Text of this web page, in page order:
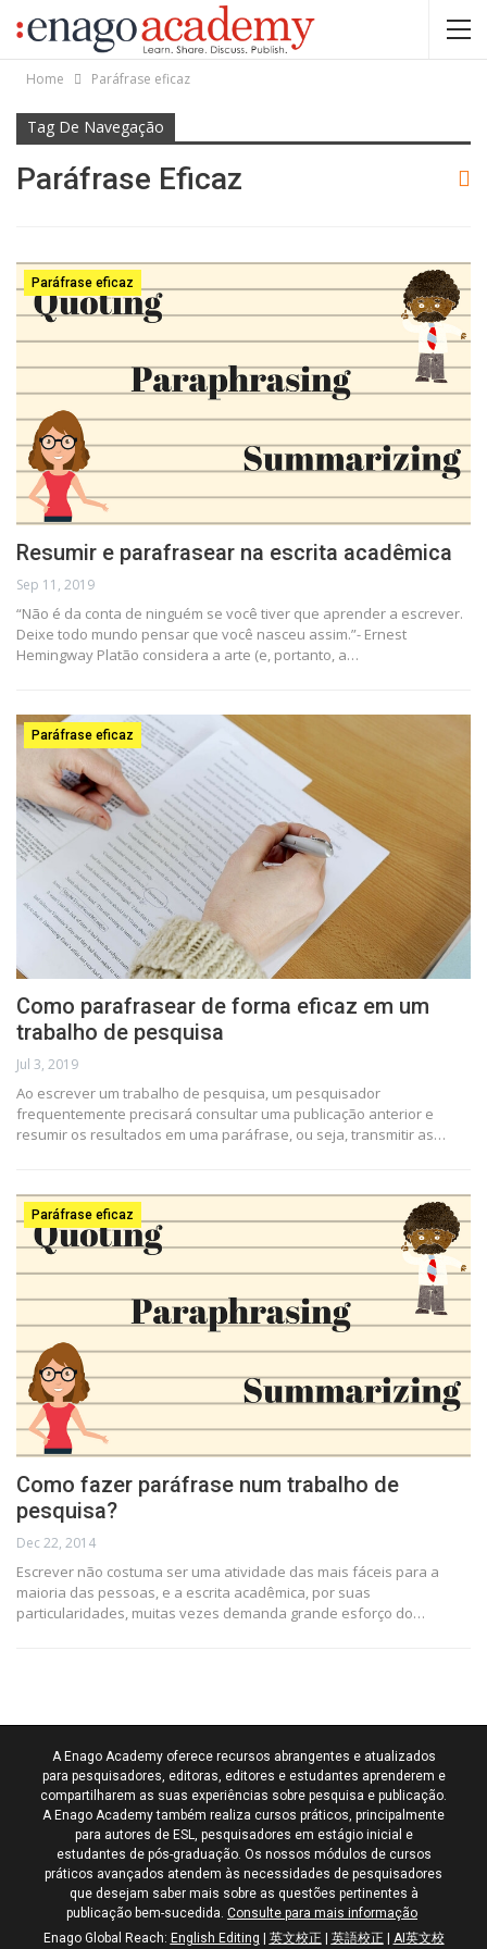
Home Paráfrase eficaz
Tag De Navegação
Paráfrase Eficaz
Paráfrase eficaz
Resumir e parafrasear na escrita acadêmica
Sep 11, 2019
“Não é da conta de ninguém se você tiver que aprender a escrever.
Deixe todo mundo pensar que você nasceu assim.”- Ernest
Hemingway Platão considera a arte (e, portanto, a…
Paráfrase eficaz
Como parafrasear de forma eficaz em um
trabalho de pesquisa
Jul 3, 2019
Ao escrever um trabalho de pesquisa, um pesquisador
frequentemente precisará consultar uma publicação anterior e
resumir os resultados em uma paráfrase, ou seja, transmitir as…
Paráfrase eficaz
Como fazer paráfrase num trabalho de
pesquisa?
Dec 22, 2014
Escrever não costuma ser uma atividade das mais fáceis para a
maioria das pessoas, e a escrita acadêmica, por suas
particularidades, muitas vezes demanda grande esforço do…
A Enago Academy oferece recursos abrangentes e atualizados
para pesquisadores, editoras, editores e estudantes aprenderem e
compartilharem as suas experiências sobre pesquisa e publicação.
A Enago Academy também realiza cursos práticos, principalmente
para autores de ESL, pesquisadores em estágio inicial e
estudantes de pós-graduação. Os nossos módulos de cursos
práticos avançados atendem às necessidades de pesquisadores
que desejam saber mais sobre as questões pertinentes à
publicação bem-sucedida. Consulte para mais informação
Enago Global Reach: English Editing 英文校正 英語校正 AI英文校